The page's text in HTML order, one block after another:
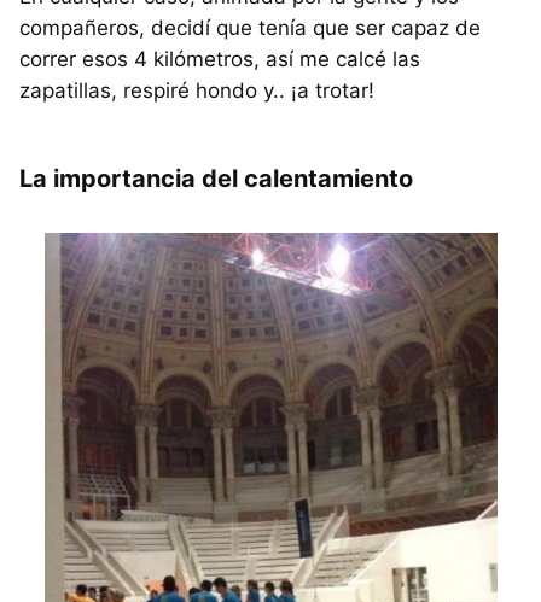
compañeros, decidí que tenía que ser capaz de
correr esos 4 kilómetros, así me calcé las
zapatillas, respiré hondo y.. ¡a trotar!
La importancia del calentamiento